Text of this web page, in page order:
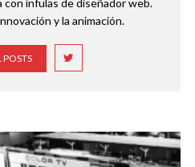
ínfulas de diseñador web.
y la animación.